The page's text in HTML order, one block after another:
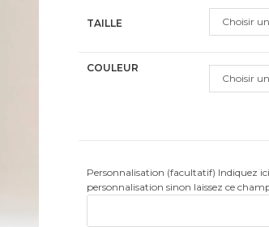
TAILLE Choisir
COULEUR
Choisir
Personnalisation (facultatif) Indiquez
personnalisation sinon laissez ce